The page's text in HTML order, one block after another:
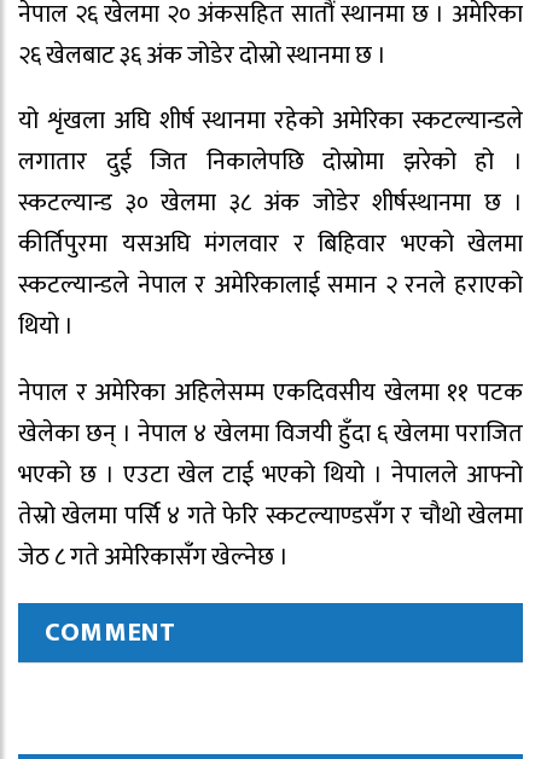
नेपाल २६ खेलमा २० अंकसहित सातौं स्थानमा छ । अमेरिका
२६ खेलबाट ३६ अंक जोडेर दोस्रो स्थानमा छ ।
यो शृंखला अघि शीर्ष स्थानमा रहेको अमेरिका स्कटल्यान्डले
लगातार दुई जित निकालेपछि दोस्रोमा झरेको हो ।
स्कटल्यान्ड ३० खेलमा ३८ अंक जोडेर शीर्षस्थानमा छ ।
कीर्तिपुरमा यसअघि मंगलवार र बिहिवार भएको खेलमा
स्कटल्यान्डले नेपाल र अमेरिकालाई समान २ रनले हराएको
थियो ।
नेपाल र अमेरिका अहिलेसम्म एकदिवसीय खेलमा ११ पटक
खेलेका छन् । नेपाल ४ खेलमा विजयी हुँदा ६ खेलमा पराजित
भएको छ । एउटा खेल टाई भएको थियो । नेपालले आफ्नो
तेस्रो खेलमा पर्सि ४ गते फेरि स्कटल्याण्डसँग र चौथो खेलमा
जेठ ८ गते अमेरिकासँग खेल्नेछ ।
COMMENT